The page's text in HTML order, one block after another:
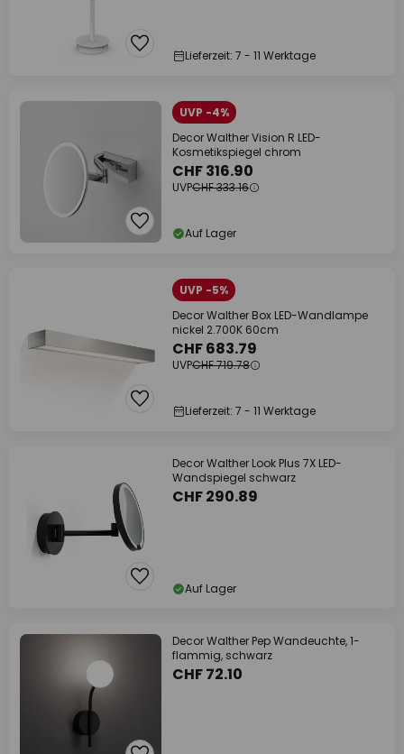
Lieferzeit: 7 - 11 Werktage
UVP -4%
Decor Walther Vision R LED-
Kosmetikspiegel chrom
CHF 316.90
UVPCHF 333.16
Auf Lager
UVP -5%
Decor Walther Box LED-Wandlampe
nickel 2.700K 60cm
CHF 683.79
UVPCHF 719.78
Lieferzeit: 7 - 11 Werktage
Decor Walther Look Plus 7X LED-
Wandspiegel schwarz
CHF 290.89
Auf Lager
Decor Walther Pep Wandeuchte, 1-
flammig, schwarz
CHF 72.10